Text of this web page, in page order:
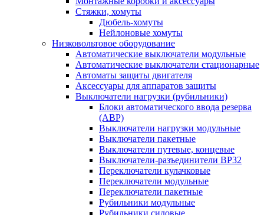
Стяжки, хомуты
Дюбель-хомуты
Нейлоновые хомуты
Низковольтовое оборудование
Автоматические выключатели модульные
Автоматические выключатели стационарные
Автоматы защиты двигателя
Аксессуары для аппаратов защиты
Выключатели нагрузки (рубильники)
Блоки автоматического ввода резерва
(АВР)
Выключатели нагрузки модульные
Выключатели пакетные
Выключатели путевые, концевые
Выключатели-разъединители ВР32
Переключатели кулачковые
Переключатели модульные
Переключатели пакетные
Рубильники модульные
Рубильники силовые